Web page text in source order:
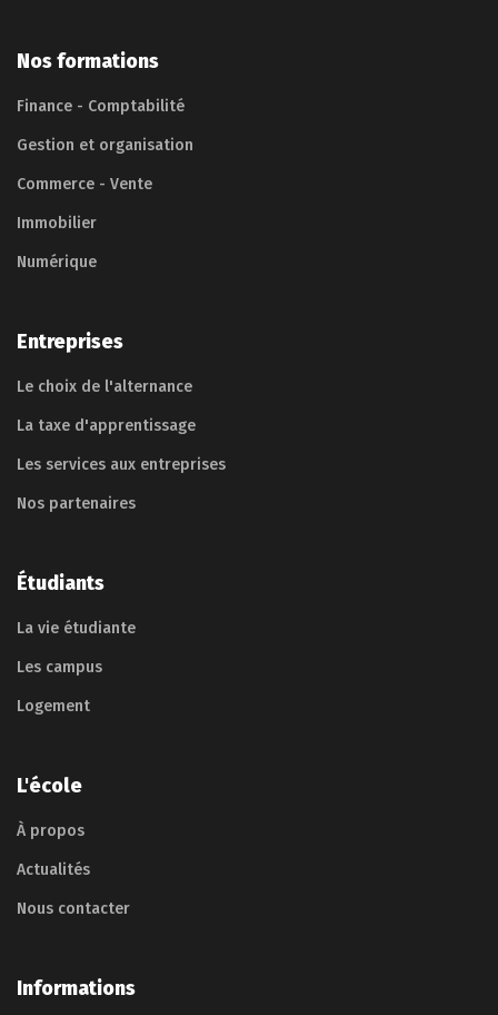
Nos formations
Finance - Comptabilité
Gestion et organisation
Commerce - Vente
Immobilier
Numérique
Entreprises
Le choix de l'alternance
La taxe d'apprentissage
Les services aux entreprises
Nos partenaires
Étudiants
La vie étudiante
Les campus
Logement
L'école
À propos
Actualités
Nous contacter
Informations